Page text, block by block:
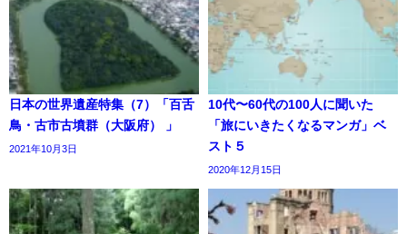
日本の世界遺産特集（7）「百舌
鳥・古市古墳群（大阪府） 」
2021年10月3日
10代〜60代の100人に聞いた
「旅にいきたくなるマンガ」ベ
スト５
2020年12月15日